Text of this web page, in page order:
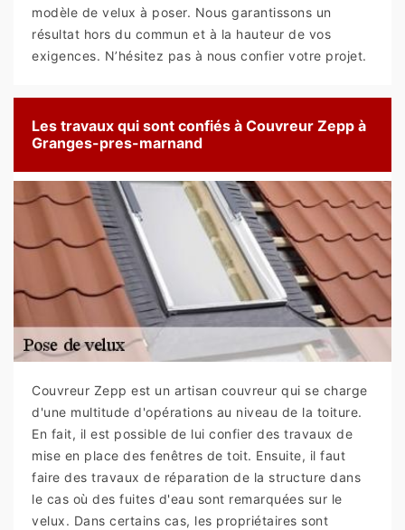
modèle de velux à poser. Nous garantissons un
résultat hors du commun et à la hauteur de vos
exigences. N’hésitez pas à nous confier votre projet.
Les travaux qui sont confiés à Couvreur Zepp à
Granges-pres-marnand
Couvreur Zepp est un artisan couvreur qui se charge
d'une multitude d'opérations au niveau de la toiture.
En fait, il est possible de lui confier des travaux de
mise en place des fenêtres de toit. Ensuite, il faut
faire des travaux de réparation de la structure dans
le cas où des fuites d'eau sont remarquées sur le
velux. Dans certains cas, les propriétaires sont